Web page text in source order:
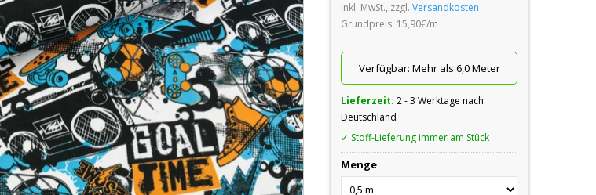
inkl. MwSt., zzgl.Versandkosten
Grundpreis: 15,90€/m
Verfügbar: Mehr als 6,0 Meter
Lieferzeit:2 - 3 Werktage nach
Deutschland
✓ Stoff-Lieferung immer am Stück
Menge